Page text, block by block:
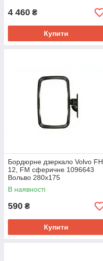
4 460 ₴
Купити
Бордюрне дзеркало Volvo FH
12, FM сферичне 1096643
Вольво 280x175
В наявності
590 ₴
Купити